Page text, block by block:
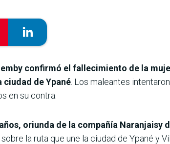
confirmó el fallecimiento de la
de Ypané . Los maleantes
en su contra.
oriunda de la compañía Naranjaisy
la ruta que une la ciudad de Ypané y